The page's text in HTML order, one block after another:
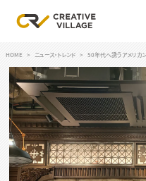
ログイン
RECRUIT
クリエイター求人を探す
HOME ニュース・トレンド 50年代へ誘うアメリカ